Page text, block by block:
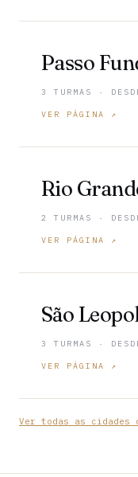
Passo
3 TURMAS ·
VER PÁGINA ↗
Rio
2 TURMAS ·
VER PÁGINA ↗
São
3 TURMAS ·
VER PÁGINA ↗
Ver todas as cidades